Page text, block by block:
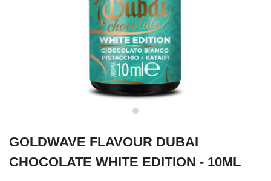
GOLDWAVE FLAVOUR DUBAI
CHOCOLATE WHITE EDITION - 10ML